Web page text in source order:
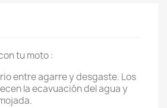
tu moto :
entre agarre y desgaste. Los
la ecavuación del agua y